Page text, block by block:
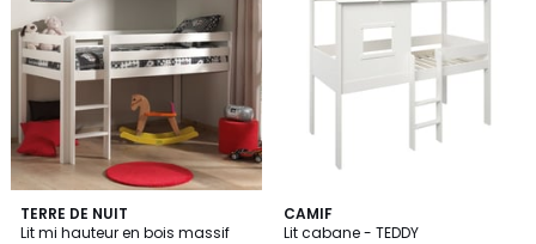
TERRE DE NUIT
Lit mi hauteur en bois massif
CAMIF
Lit cabane - TEDDY